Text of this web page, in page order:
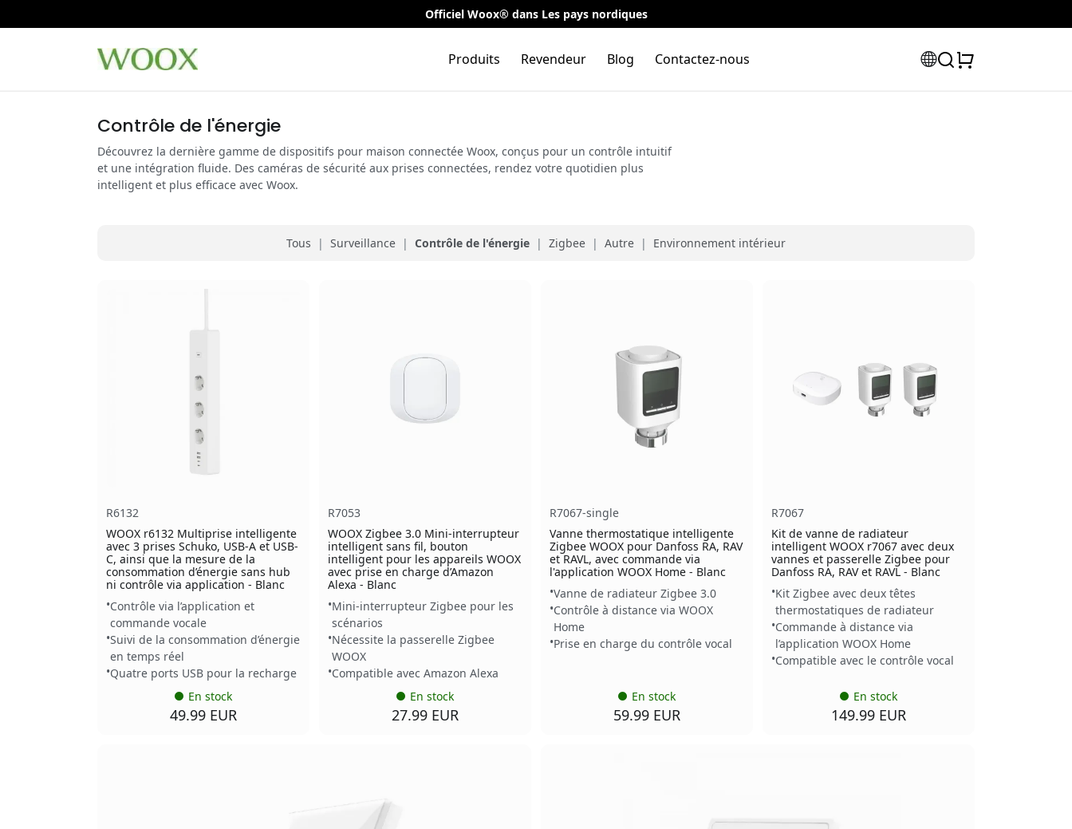
Officiel Woox® dans Les pays nordiques
Produits Revendeur Blog Contactez-nous
Contrôle de l'énergie
Découvrez la dernière gamme de dispositifs pour maison connectée Woox, conçus pour un contrôle intuitif
et une intégration fluide. Des caméras de sécurité aux prises connectées, rendez votre quotidien plus
intelligent et plus efficace avec Woox.
Tous | Surveillance | Contrôle de l'énergie | Zigbee | Autre | Environnement intérieur
R6132
WOOX r6132 Multiprise intelligente
avec 3 prises Schuko, USB-A et USB-
C, ainsi que la mesure de la
consommation d’énergie sans hub
ni contrôle via application - Blanc
Contrôle via l’application et
commande vocale
Suivi de la consommation d’énergie
en temps réel
Quatre ports USB pour la recharge
En stock
49.99 EUR
R7053
WOOX Zigbee 3.0 Mini-interrupteur
intelligent sans fil, bouton
intelligent pour les appareils WOOX
avec prise en charge d’Amazon
Alexa - Blanc
Mini-interrupteur Zigbee pour les
scénarios
Nécessite la passerelle Zigbee
WOOX
Compatible avec Amazon Alexa
En stock
27.99 EUR
R7067-single
Vanne thermostatique intelligente
Zigbee WOOX pour Danfoss RA, RAV
et RAVL, avec commande via
l'application WOOX Home - Blanc
Vanne de radiateur Zigbee 3.0
Contrôle à distance via WOOX
Home
Prise en charge du contrôle vocal
En stock
59.99 EUR
R7067
Kit de vanne de radiateur
intelligent WOOX r7067 avec deux
vannes et passerelle Zigbee pour
Danfoss RA, RAV et RAVL - Blanc
Kit Zigbee avec deux têtes
thermostatiques de radiateur
Commande à distance via
l’application WOOX Home
Compatible avec le contrôle vocal
En stock
149.99 EUR